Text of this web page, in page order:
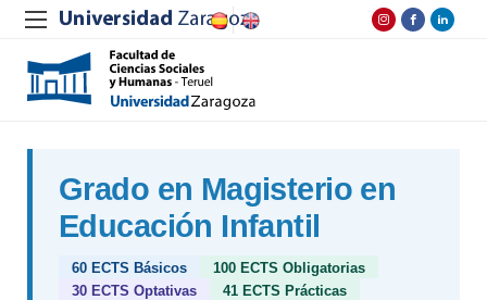
Grado en Magisterio en
Educación Infantil
60 ECTS Básicos
100 ECTS Obligatorias
30 ECTS Optativas
41 ECTS Prácticas